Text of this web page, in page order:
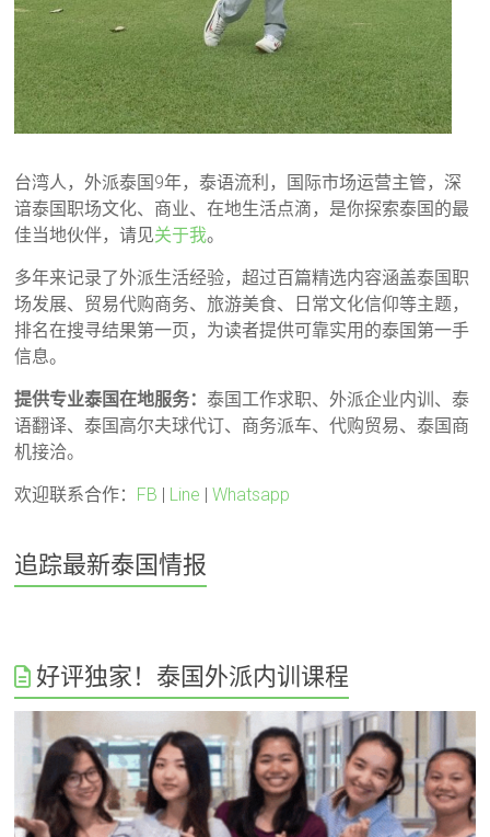
台湾人，外派泰国9年，泰语流利，国际市场运营主管，深
谙泰国职场文化、商业、在地生活点滴，是你探索泰国的最
佳当地伙伴，请见关于我。
多年来记录了外派生活经验，超过百篇精选内容涵盖泰国职
场发展、贸易代购商务、旅游美食、日常文化信仰等主题，
排名在搜寻结果第一页，为读者提供可靠实用的泰国第一手
信息。
提供专业泰国在地服务：泰国工作求职、外派企业内训、泰
语翻译、泰国高尔夫球代订、商务派车、代购贸易、泰国商
机接洽。
欢迎联系合作： FB | Line |Whatsapp
追踪最新泰国情报
好评独家！泰国外派内训课程